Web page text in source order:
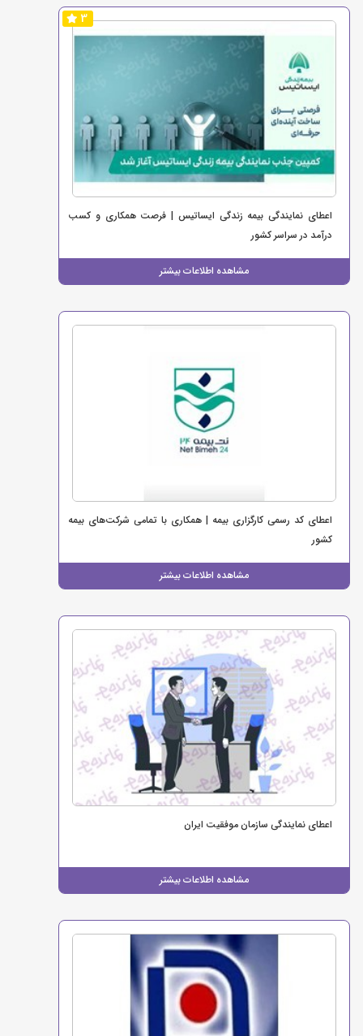
3
اعطای نمایندگی بیمه زندگی ایساتیس | فرصت همکاری و کسب
درآمد در سراسر کشور
مشاهده اطلاعات بیشتر
اعطای کد رسمی کارگزاری بیمه | همکاری با تمامی شرکت‌های بیمه
کشور
مشاهده اطلاعات بیشتر
اعطای نمایندگی سازمان موفقیت ایران
مشاهده اطلاعات بیشتر